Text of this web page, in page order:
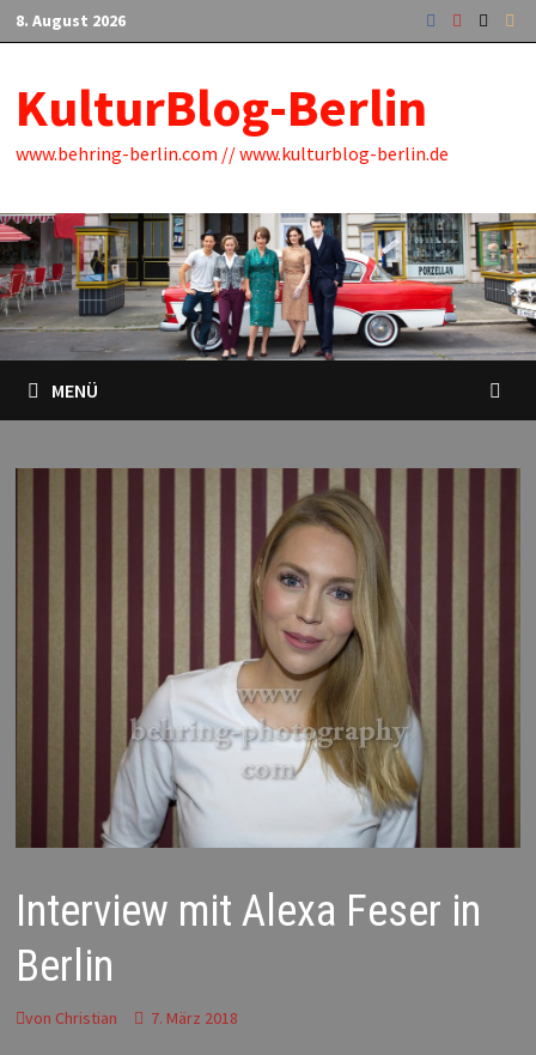
Zum
Inhalt
8. August 2026
KulturBlog-Berlin
www.behring-berlin.com // www.kulturblog-berlin.de
MENÜ
Interview mit Alexa Feser in
Berlin
von Christian 7. März 2018